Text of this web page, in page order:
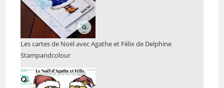
Les cartes de Noël avec Agathe et Félix de Delphine
Stampandcolour